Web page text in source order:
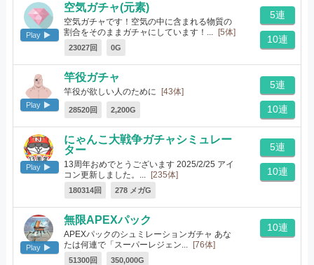
Play
空気ガチャ(元素)
空気ガチャです！空気の中に含まれる物質の
割合をそのままガチャにしています！...
[5体]
23027回 0G
5連
10連
Play
竿役ガチャ
竿役が欲しい人のために [43体]
28520回 2,200G
5連
10連
Play
にゃんこ大戦争ガチャシミュレー
ター
13周年おめでとうございます 2025/2/25 アイ
コン更新しました。...
[235体]
180314回 278 メガG
5連
10連
Play
無限APEXパック
APEXパックのシュミレーションガチャ あな
たは何連で「スーパーレジェン...
[76体]
51300回 350,000G
10連